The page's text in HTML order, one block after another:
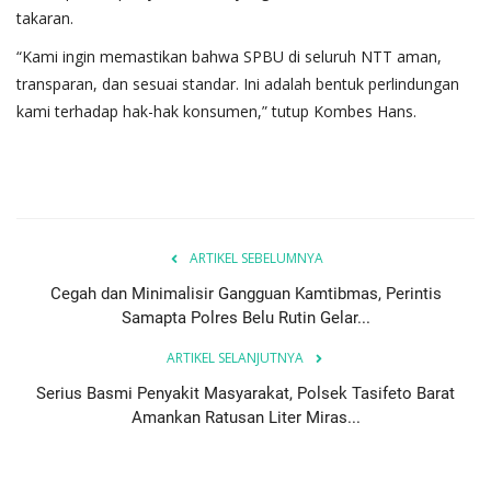
takaran.
“Kami ingin memastikan bahwa SPBU di seluruh NTT aman,
transparan, dan sesuai standar. Ini adalah bentuk perlindungan
kami terhadap hak-hak konsumen,” tutup Kombes Hans.
ARTIKEL SEBELUMNYA
Cegah dan Minimalisir Gangguan Kamtibmas, Perintis
Samapta Polres Belu Rutin Gelar...
ARTIKEL SELANJUTNYA
Serius Basmi Penyakit Masyarakat, Polsek Tasifeto Barat
Amankan Ratusan Liter Miras...